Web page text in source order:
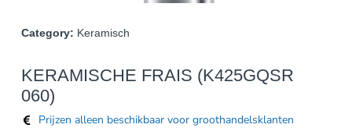
Category: Keramisch
KERAMISCHE FRAIS (K425GQSR
060)
Prijzen alleen beschikbaar voor groothandelsklanten